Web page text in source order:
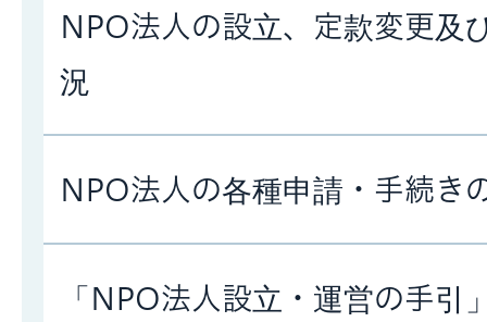
NPO法人の設立、定款変更及
況
NPO法人の各種申請・手続き
「NPO法人設立・運営の手引